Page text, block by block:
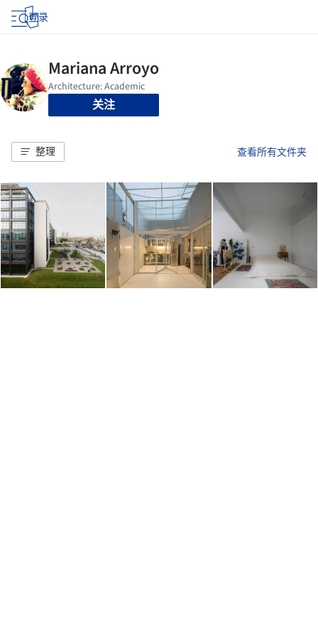
登录
关注
整理 查看所有文件夹